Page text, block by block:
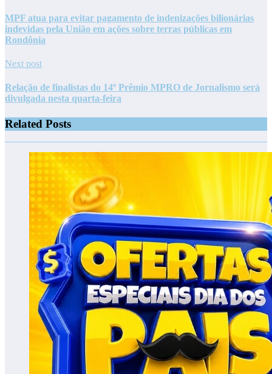
MPF atua para evitar pagamento de indenizações bilionárias
indevidas pela União em ações sobre terras públicas em
Rondônia
Next post
Relação de finalistas do 14º Prêmio MPRO de Jornalismo será
divulgada nesta quarta-feira
Related Posts